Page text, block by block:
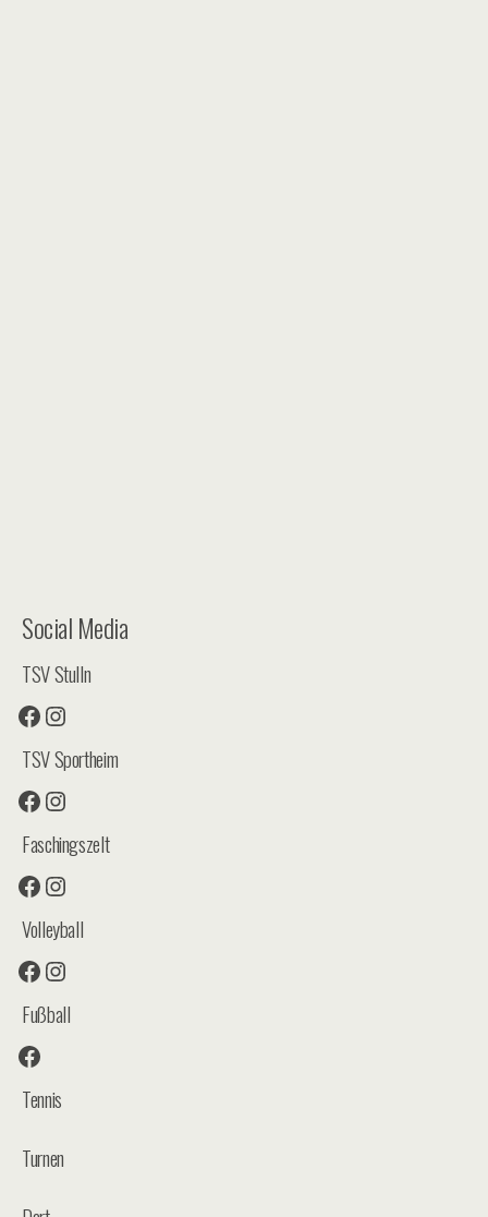
Social Media
TSV Stulln
Facebook Instagram
TSV Sportheim
Facebook Instagram
Faschingszelt
Facebook Instagram
Volleyball
Facebook Instagram
Fußball
Facebook
Tennis
Turnen